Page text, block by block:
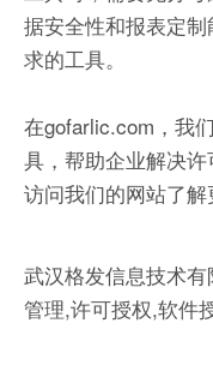
据安全性和报表定
求的工具。
在gofarlic.com，我
具，帮助企业解决
访问我们的网站了解
武汉格发信息技术
管理,许可授权,软件